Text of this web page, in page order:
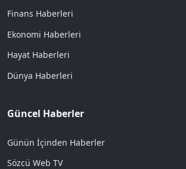
Finans Haberleri
Ekonomi Haberleri
Hayat Haberleri
Dünya Haberleri
Güncel Haberler
Günün İçinden Haberler
Sözcü Web TV